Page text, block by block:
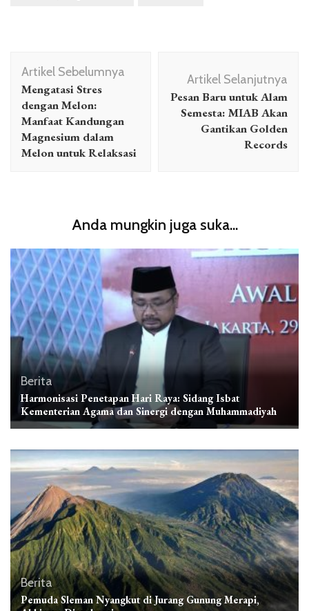
Navigasi
Artikel
Artikel Sebelumnya
Mengatasi Stres
dengan Melon:
Manfaat Kandungan
Magnesium dalam
Melon untuk Relaksasi
Artikel Selanjutnya
Pesan Baru untuk Alam
Semesta: MIAB Akan
Gantikan Golden
Records
Anda mungkin juga suka...
Berita
Harmonisasi Penetapan Hari Raya: Sidang Isbat
Kementerian Agama dan Sinergi dengan Muhammadiyah
Berita
Pemuda Sleman Nyangkut di Jurang Gunung Merapi,